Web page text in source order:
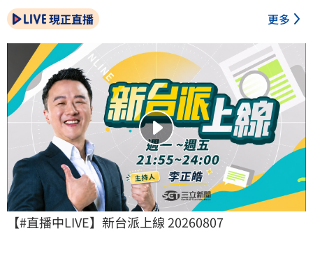
現正直播 更多
【#直播中LIVE】新台派上線 20260807